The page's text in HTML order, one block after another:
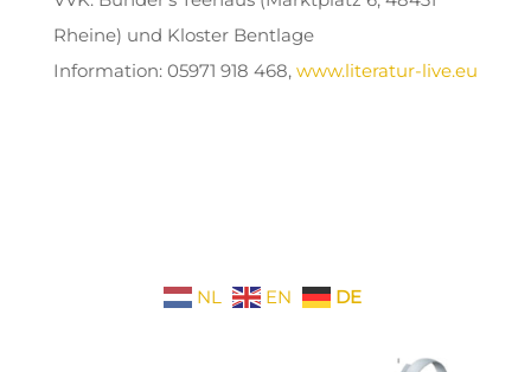
Rheine) und Kloster Bentlage
Information: 05971 918 468, www.literatur-live.eu
NL EN DE